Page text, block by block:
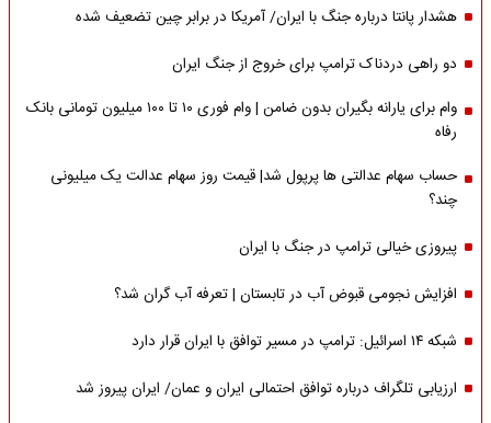
هشدار پانتا درباره جنگ با ایران/ آمریکا در برابر چین تضعیف شده
دو راهی دردناک ترامپ برای خروج از جنگ ایران
وام برای یارانه بگیران بدون ضامن | وام فوری ۱۰ تا ۱۰۰ میلیون تومانی بانک
رفاه
حساب سهام عدالتی ها پرپول شد| قیمت روز سهام عدالت یک میلیونی
چند؟
پیروزی خیالی ترامپ در جنگ با ایران
افزایش نجومی قبوض آب در تابستان | تعرفه آب گران شد؟
شبکه ۱۴ اسرائیل: ترامپ در مسیر توافق با ایران قرار دارد
ارزیابی تلگراف درباره توافق احتمالی ایران و عمان/ ایران پیروز شد